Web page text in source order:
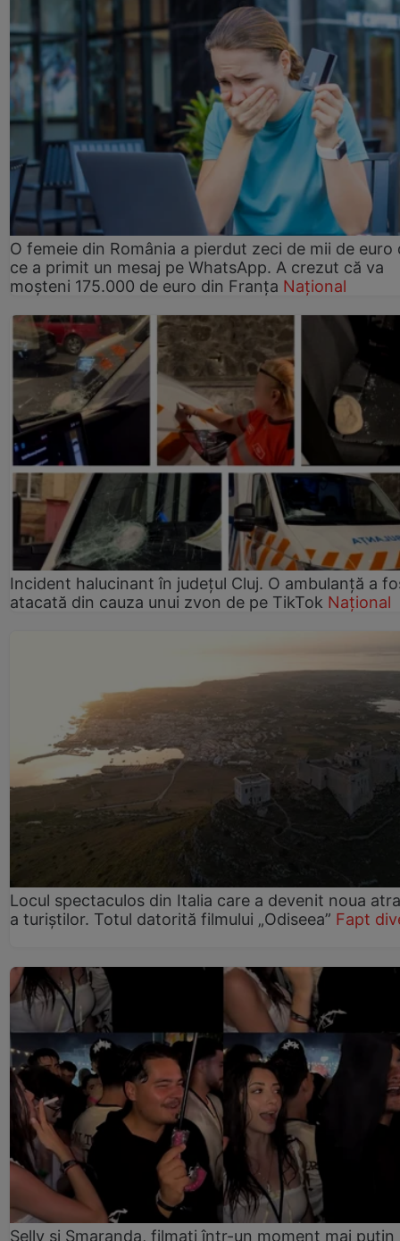
O femeie din România a pierdut zeci de mii de euro
ce a primit un mesaj pe WhatsApp. A crezut că va
moșteni 175.000 de euro din Franța Național
Incident halucinant în județul Cluj. O ambulanță a
atacată din cauza unui zvon de pe TikTok Național
Locul spectaculos din Italia care a devenit noua
a turiștilor. Totul datorită filmului „Odiseea” Fapt
Selly și Smaranda, filmați într-un moment mai puțin